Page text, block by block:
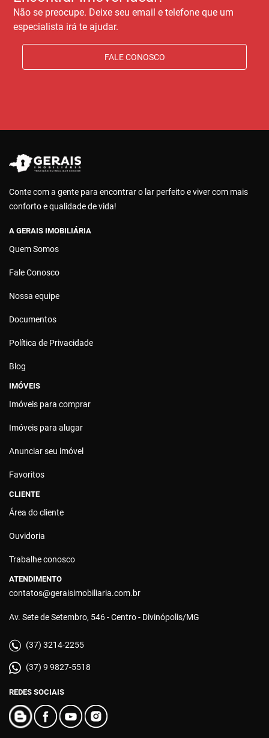
Não se preocupe. Deixe seu email e telefone que um
especialista irá te ajudar.
FALE CONOSCO
Conte com a gente para encontrar o lar perfeito e viver com mais
conforto e qualidade de vida!
A GERAIS IMOBILIÁRIA
Quem Somos
Fale Conosco
Nossa equipe
Documentos
Política de Privacidade
Blog
IMÓVEIS
Imóveis para comprar
Imóveis para alugar
Anunciar seu imóvel
Favoritos
CLIENTE
Área do cliente
Ouvidoria
Trabalhe conosco
ATENDIMENTO
contatos@geraisimobiliaria.com.br
Av. Sete de Setembro, 546 - Centro - Divinópolis/MG
(37) 3214-2255
(37) 9 9827-5518
REDES SOCIAIS